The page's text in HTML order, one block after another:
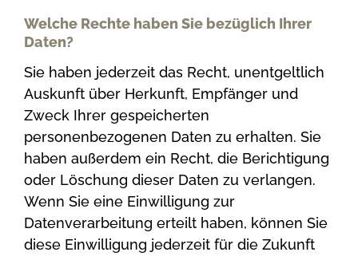
Welche Rechte haben Sie bezüglich Ihrer
Daten?
Sie haben jederzeit das Recht, unentgeltlich
Auskunft über Herkunft, Empfänger und
Zweck Ihrer gespeicherten
personenbezogenen Daten zu erhalten. Sie
haben außerdem ein Recht, die Berichtigung
oder Löschung dieser Daten zu verlangen.
Wenn Sie eine Einwilligung zur
Datenverarbeitung erteilt haben, können Sie
diese Einwilligung jederzeit für die Zukunft